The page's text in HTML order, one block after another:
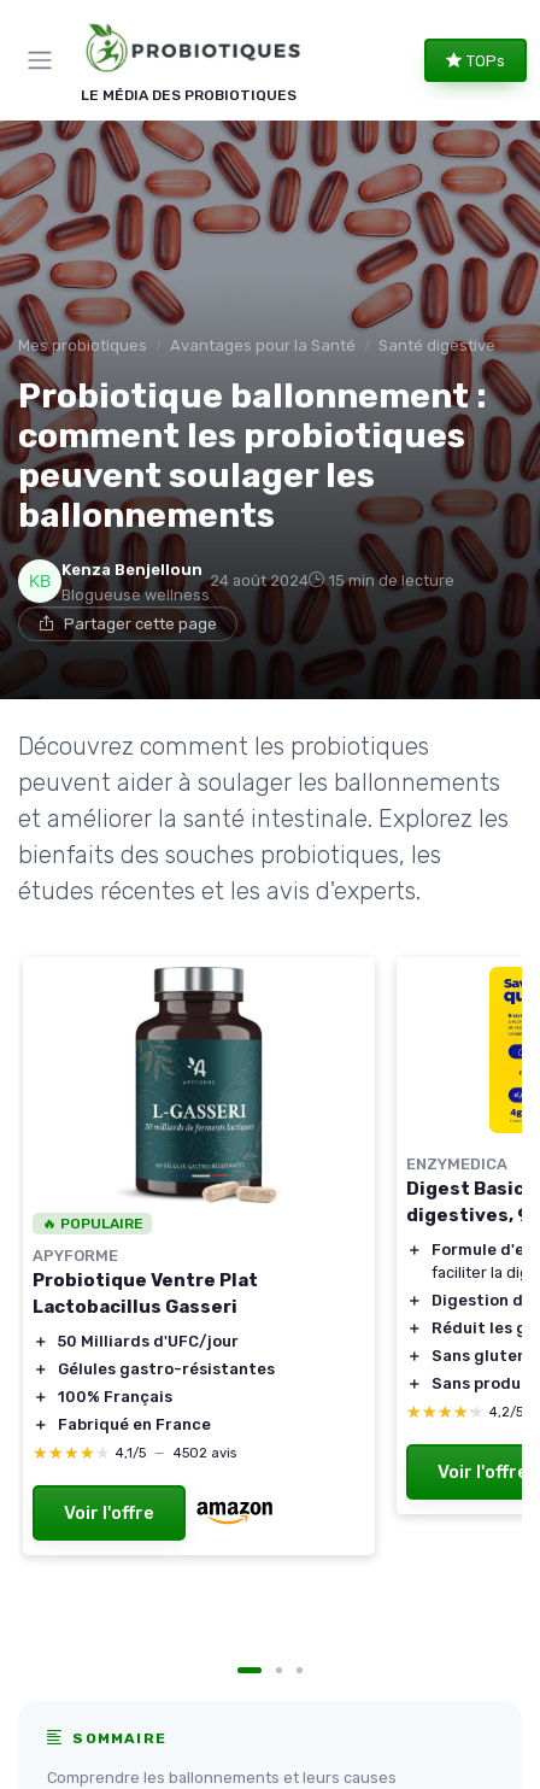
LE MÉDIA DES PROBIOTIQUES
TOPs
Mes probiotiques Avantages pour la Santé Santé digestive
Probiotique ballonnement :
comment les probiotiques
peuvent soulager les
ballonnements
Kenza Benjelloun
Blogueuse wellness
24 août 2024 15 min de lecture
Partager cette page
Découvrez comment les probiotiques
peuvent aider à soulager les ballonnements
et améliorer la santé intestinale. Explorez les
bienfaits des souches probiotiques, les
études récentes et les avis d'experts.
🔥 POPULAIRE
APYFORME
Probiotique Ventre Plat
Lactobacillus Gasseri
＋
50 Milliards d'UFC/jour
＋
Gélules gastro-résistantes
＋
100% Français
＋
Fabriqué en France
★★★★★
★★★★★ 4,1/5 — 4502 avis
Voir l'offre
ENZYMEDICA
Digest Basic
digestives,
＋
Formule
faciliter la
＋
Digestion
＋
Réduit les
＋
Sans gluten
＋
Sans
★★★★★
★★★★★ 4,2/5
Voir l'offre
SOMMAIRE
Comprendre les ballonnements et leurs causes